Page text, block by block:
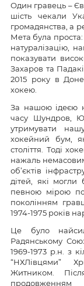
Один гравець –
шість чекали
громадянства, а
Мета була
натуралізацію,
показувати
Захаров та
2015 року в
хокею.
За нашою ідеєю
часу Шундров,
утримувати
хокейний бум,
століття. Тоді
нажаль немасовим
об’єктів
дітей, які
певною мірою
поколінням
1974-1975 років
Це було
Радянському
1969-1973 р.н. з
“НХЛівцями”
Житником.